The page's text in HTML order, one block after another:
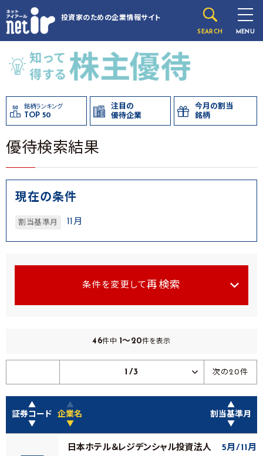
投資家のための企業情報サイト
SEARCH MENU
銘柄ランキング
TOP 50
注目の
優待企業
今月の割当
銘柄
優待検索結果
現在の条件
割当基準月 11月
条件を変更して 再検索
46件中 1～20件を表示
1/3 次の20件
▲
証券コード
▼
▲
企業名
▼
▲
割当基準月
▼
日本ホテル＆レジデンシャル投資法人 5月 11月